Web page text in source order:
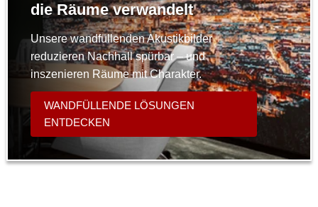
die Räume verwandelt
Unsere wandfüllenden Akustikbilder
reduzieren Nachhall spürbar – und
inszenieren Räume mit Charakter.
WANDFÜLLENDE LÖSUNGEN
ENTDECKEN